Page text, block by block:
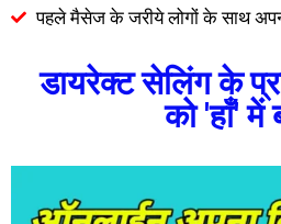
पहले मैसेज के जरीये लोगों के साथ
डायरेक्ट सेलिंग के
को 'हाँ' में